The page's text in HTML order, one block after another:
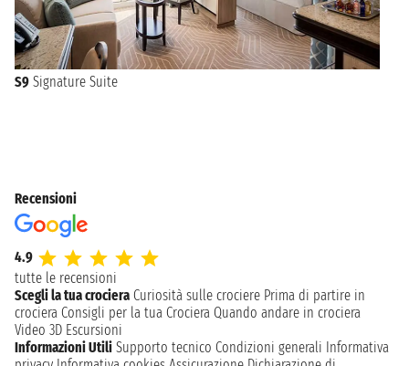
S9 Signature Suite
Recensioni
4.9
tutte le recensioni
Scegli la tua crociera Curiosità sulle crociere Prima di partire in
crociera Consigli per la tua Crociera Quando andare in crociera
Video 3D Escursioni
Informazioni Utili Supporto tecnico Condizioni generali Informativa